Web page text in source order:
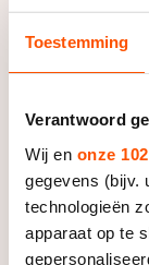
Toestemming
Verantwoord
Wij en onze
gegevens (bijv.
technologieën
apparaat op te
Livestreams
Medaille
Medaillespiegel
Van Jong tot